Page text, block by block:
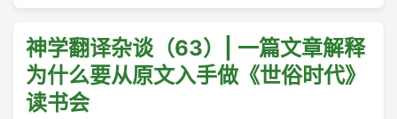
神学翻译杂谈（63）| 一篇文章解释
为什么要从原文入手做《世俗时代》
读书会